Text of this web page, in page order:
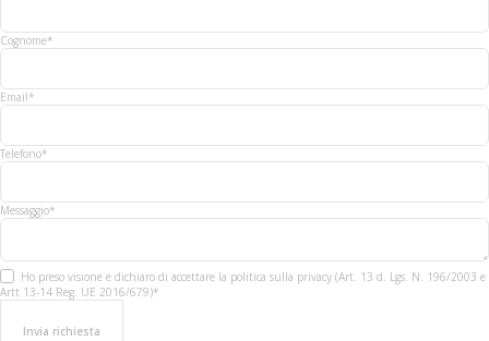
Cognome*
Email*
Telefono*
Messaggio*
Ho preso visione e dichiaro di accettare la politica sulla privacy (Art. 13 d. Lgs. N. 196/2003 e
Artt 13-14 Reg. UE 2016/679)*
Invia richiesta